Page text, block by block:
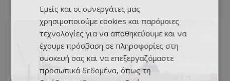
Εμείς και οι συνεργάτες μας
χρησιμοποιούμε cookies και παρόμοιες
τεχνολογίες για να αποθηκεύουμε και να
έχουμε πρόσβαση σε πληροφορίες στη
συσκευή σας και να επεξεργαζόμαστε
προσωπικά δεδομένα, όπως τη